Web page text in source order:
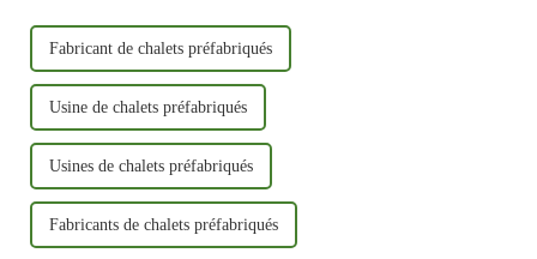
Fabricant de chalets préfabriqués
Usine de chalets préfabriqués
Usines de chalets préfabriqués
Fabricants de chalets préfabriqués